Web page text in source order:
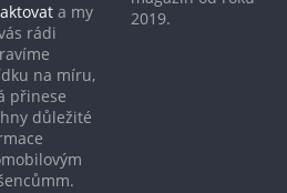
a my
rádi
na míru,
přinese
důležité
2019.